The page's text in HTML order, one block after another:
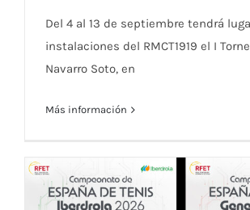
Del 4 al 13 de septiembre tendrá
instalaciones del RMCT1919 el I
Navarro Soto, en
Más información